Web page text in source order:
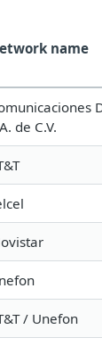
name
de C.V.
/ Unefon